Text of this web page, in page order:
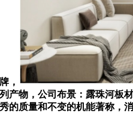
，
产物，公司布景：露珠河板
的质量和不变的机能著称，